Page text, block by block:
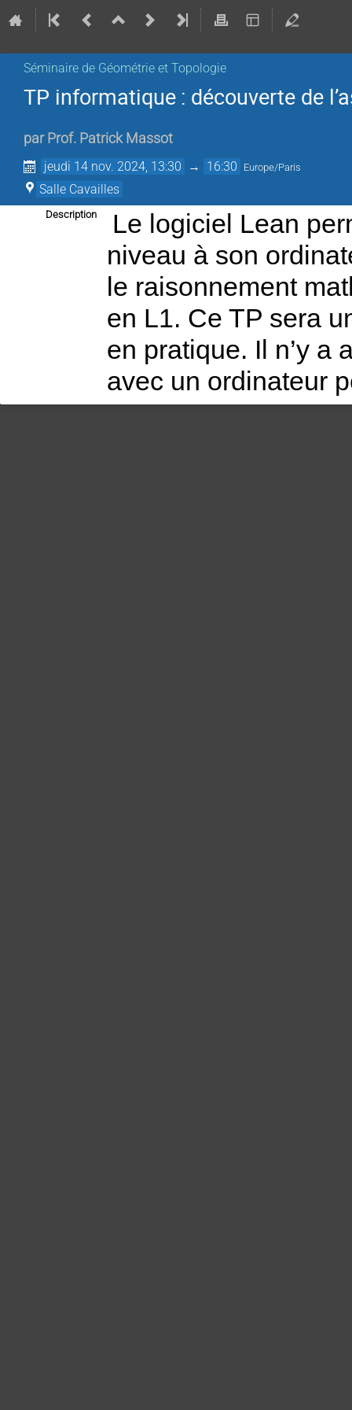
Séminaire de Géométrie et Topologie
TP informatique : découverte de
par Prof. Patrick Massot
jeudi 14 nov. 2024, 13:30 → 16:30 Europe/Paris
Salle Cavailles
Description
Le logiciel Lean
niveau à son
le raisonnement
en L1. Ce TP sera
en pratique. Il n’y a
avec un ordinateur